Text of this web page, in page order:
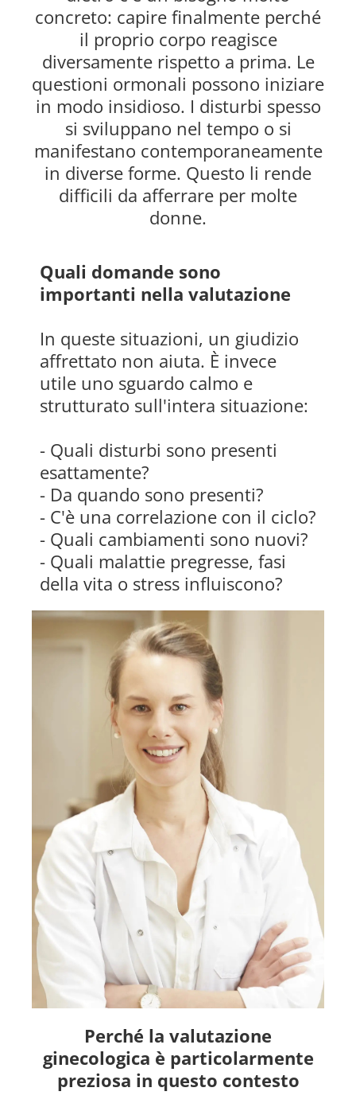
concreto: capire finalmente perché
il proprio corpo reagisce
diversamente rispetto a prima. Le
questioni ormonali possono iniziare
in modo insidioso. I disturbi spesso
si sviluppano nel tempo o si
manifestano contemporaneamente
in diverse forme. Questo li rende
difficili da afferrare per molte
donne.
Quali domande sono
importanti nella valutazione
In queste situazioni, un giudizio
affrettato non aiuta. È invece
utile uno sguardo calmo e
strutturato sull'intera situazione:
- Quali disturbi sono presenti
esattamente?
- Da quando sono presenti?
- C'è una correlazione con il ciclo?
- Quali cambiamenti sono nuovi?
- Quali malattie pregresse, fasi
della vita o stress influiscono?
Perché la valutazione
ginecologica è particolarmente
preziosa in questo contesto